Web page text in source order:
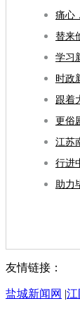
替来
跟着
行进
友情链接：
盐城新闻网 |江